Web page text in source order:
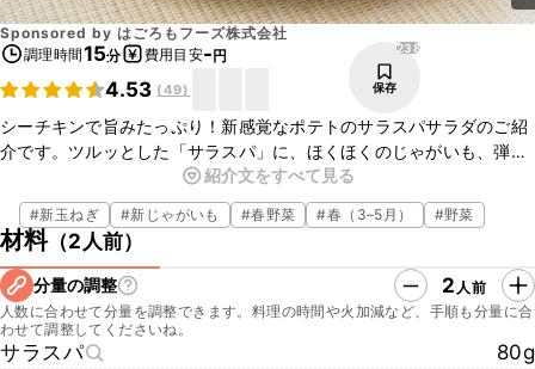
Sponsored by はごろもフーズ株式会社
調理時間15分 費用目安-円
4.53 (49)
238
保存
シーチキンで旨みたっぷり！新感覚なポテトのサラスパサラダのご紹
介です。ツルッとした「サラスパ」に、ほくほくのじゃがいも、弾け
る甘みの「シャキッと！コーン」が合わさり、食感が楽しい一品です
よ。今回は新じゃがいもと新玉ねぎを使用して、やさしい甘みと風味
がアクセントのサラダに仕上げました。とても簡単なので、ぜひお試
しくださいね。
※「シーチキン」「シャキッと！コーン」「サラスパ」は、はごろも
フーズ株式会社の登録商標です。
紹介文をすべて見る
#新玉ねぎ #新じゃがいも #春野菜 #春（3–5月） #野菜
材料（2人前）
分量の調整 2 人前
人数に合わせて分量を調整できます。料理の時間や火加減など、手順も分量に合
わせて調整してくださいね。
サラスパ
80g